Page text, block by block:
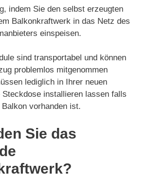
indem Sie den selbst erzeugten
Balkonkraftwerk in das Netz des
einspeisen.
sind transportabel und können
problemlos mitgenommen
lediglich in Ihrer neuen
Steckdose installieren lassen falls
vorhanden ist.
Sie das